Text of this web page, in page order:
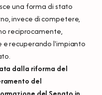
una forma di stato
invece di competere,
reciprocamente,
recuperando l'impianto
dalla riforma del
del